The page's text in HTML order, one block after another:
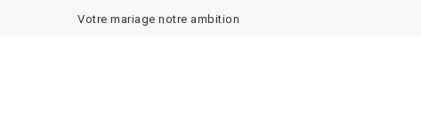
Votre mariage notre ambition